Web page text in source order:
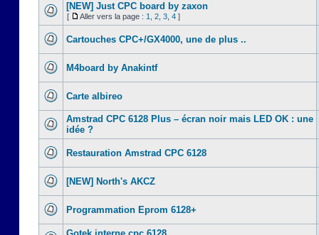
[NEW] Just CPC board by zaxon
[ Aller vers la page : 1 2 3 4 ]
Cartouches CPC+/GX4000, une de plus ..
M4board by Anakintf
Carte albireo
Amstrad CPC 6128 Plus – écran noir mais LED OK : une
idée ?
Restauration Amstrad CPC 6128
[NEW] North's AKCZ
Programmation Eprom 6128+